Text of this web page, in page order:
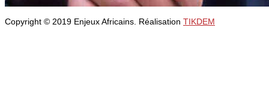
Copyright © 2019 Enjeux Africains. Réalisation TIKDEM